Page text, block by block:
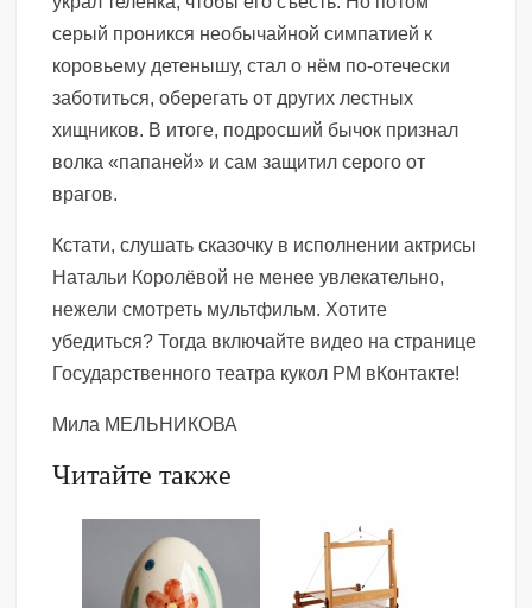
серый проникся необычайной симпатией к
коровьему детенышу, стал о нём по-отечески
заботиться, оберегать от других лестных
хищников. В итоге, подросший бычок признал
волка «папаней» и сам защитил серого от
врагов.
Кстати, слушать сказочку в исполнении актрисы
Натальи Королёвой не менее увлекательно,
нежели смотреть мультфильм. Хотите
убедиться? Тогда включайте видео на странице
Государственного театра кукол РМ вКонтакте!
Мила МЕЛЬНИКОВА
Читайте также